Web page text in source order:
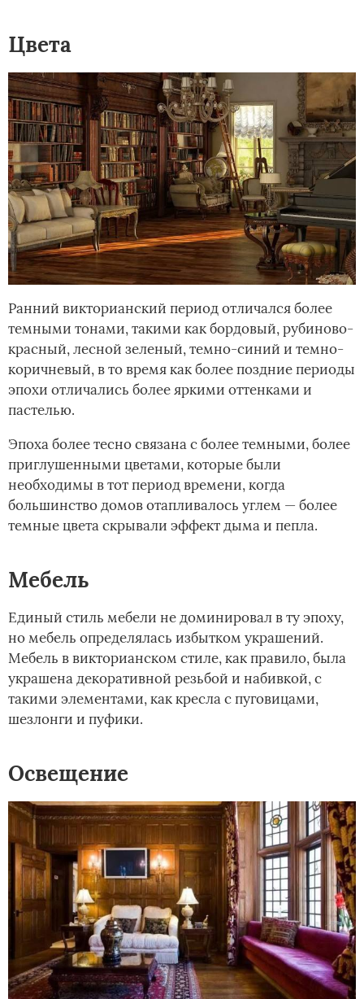
Цвета
Ранний викторианский период отличался более
темными тонами, такими как бордовый, рубиново-
красный, лесной зеленый, темно-синий и темно-
коричневый, в то время как более поздние периоды
эпохи отличались более яркими оттенками и
пастелью.
Эпоха более тесно связана с более темными, более
приглушенными цветами, которые были
необходимы в тот период времени, когда
большинство домов отапливалось углем — более
темные цвета скрывали эффект дыма и пепла.
Мебель
Единый стиль мебели не доминировал в ту эпоху,
но мебель определялась избытком украшений.
Мебель в викторианском стиле, как правило, была
украшена декоративной резьбой и набивкой, с
такими элементами, как кресла с пуговицами,
шезлонги и пуфики.
Освещение